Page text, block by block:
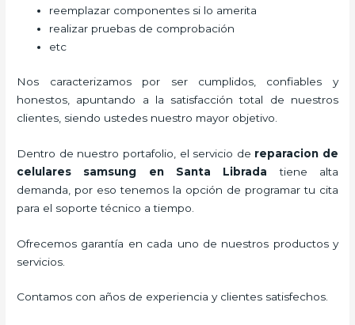
reemplazar componentes si lo amerita
realizar pruebas de comprobación
etc
Nos caracterizamos por ser cumplidos, confiables y
honestos, apuntando a la satisfacción total de nuestros
clientes, siendo ustedes nuestro mayor objetivo.
Dentro de nuestro portafolio, el servicio de reparacion de
celulares samsung en Santa Librada tiene alta
demanda, por eso tenemos la opción de programar tu cita
para el soporte técnico a tiempo.
Ofrecemos garantía en cada uno de nuestros productos y
servicios.
Contamos con años de experiencia y clientes satisfechos.